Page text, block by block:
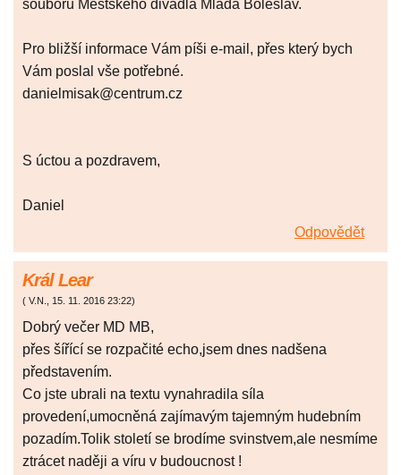
souboru Městského divadla Mladá Boleslav.
Pro bližší informace Vám píši e-mail, přes který bych
Vám poslal vše potřebné.
danielmisak@centrum.cz
S úctou a pozdravem,
Daniel
Odpovědět
Král Lear
( V.N., 15. 11. 2016 23:22)
Dobrý večer MD MB,
přes šířící se rozpačité echo,jsem dnes nadšena
představením.
Co jste ubrali na textu vynahradila síla
provedení,umocněná zajímavým tajemným hudebním
pozadím.Tolik století se brodíme svinstvem,ale nesmíme
ztrácet naději a víru v budoucnost !